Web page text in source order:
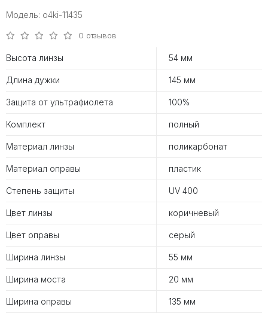
Модель: o4ki-11435
0 отзывов
Высота линзы 54 мм
Длина дужки 145 мм
Защита от ультрафиолета 100%
Комплект полный
Материал линзы поликарбонат
Материал оправы пластик
Степень защиты UV 400
Цвет линзы коричневый
Цвет оправы серый
Ширина линзы 55 мм
Ширина моста 20 мм
Ширина оправы 135 мм